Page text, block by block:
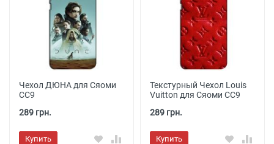
Чехол ДЮНА для Сяоми
СС9
289 грн.
Купить
Текстурный Чехол Louis
Vuitton для Сяоми СС9
289 грн.
Купить